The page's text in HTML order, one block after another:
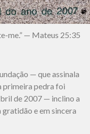
me.” — Mateus 25:35
— que assinala
primeira pedra foi
de 2007 — inclino a
e em sincera